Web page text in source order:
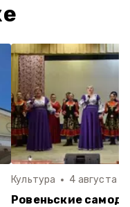
Культура 4 августа ,
Ровеньские